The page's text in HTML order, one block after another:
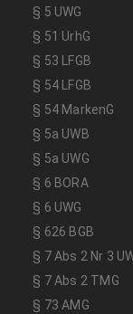
§ 5 UWG
§ 51 UrhG
§ 53 LFGB
§ 54 LFGB
§ 54 MarkenG
§ 5a UWB
§ 5a UWG
§ 6 BORA
§ 6 UWG
§ 626 BGB
§ 7 Abs 2 Nr 3
§ 7 Abs 2 TMG
§ 73 AMG